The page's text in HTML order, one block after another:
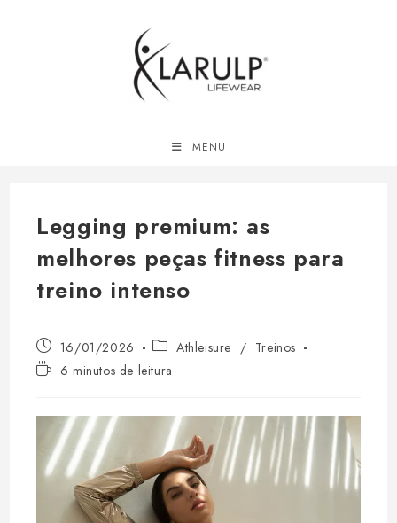
MENU
Legging premium: as
melhores peças fitness para
treino intenso
Post
publicado:
16/01/2026
Categoria
post:
Athleisure / Treinos
Tempo6 minutos de leitura